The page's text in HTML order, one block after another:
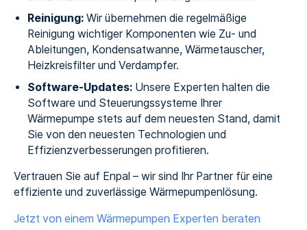
Reinigung:Wir übernehmen die regelmäßige
Reinigung wichtiger Komponenten wie Zu- und
Ableitungen, Kondensatwanne, Wärmetauscher,
Heizkreisfilter und Verdampfer.
Software-Updates:Unsere Experten halten die
Software und Steuerungssysteme Ihrer
Wärmepumpe stets auf dem neuesten Stand, damit
Sie von den neuesten Technologien und
Effizienzverbesserungen profitieren.
Vertrauen Sie auf Enpal – wir sind Ihr Partner für eine
effiziente und zuverlässige Wärmepumpenlösung.
Jetzt von einem Wärmepumpen Experten beraten